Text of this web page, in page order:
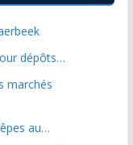
dépôts…
marchés
au…